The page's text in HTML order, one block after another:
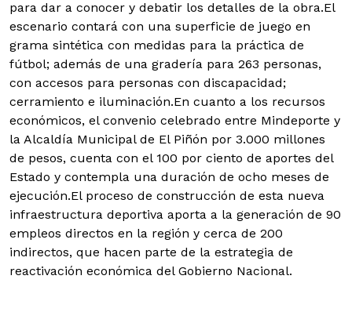
para dar a conocer y debatir los detalles de la obra.El
escenario contará con una superficie de juego en
grama sintética con medidas para la práctica de
fútbol; además de una gradería para 263 personas,
con accesos para personas con discapacidad;
cerramiento e iluminación.En cuanto a los recursos
económicos, el convenio celebrado entre Mindeporte y
la Alcaldía Municipal de El Piñón por 3.000 millones
de pesos, cuenta con el 100 por ciento de aportes del
Estado y contempla una duración de ocho meses de
ejecución.El proceso de construcción de esta nueva
infraestructura deportiva aporta a la generación de 90
empleos directos en la región y cerca de 200
indirectos, que hacen parte de la estrategia de
reactivación económica del Gobierno Nacional.